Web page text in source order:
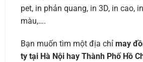
pet, in phản quang, in 3D, in cao,
màu,….
Bạn muốn tìm một địa chỉ may
ty tại Hà Nội hay Thành Phố Hồ